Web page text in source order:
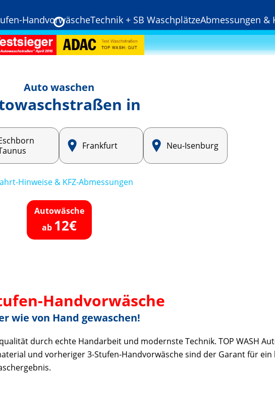
HandvorwäscheTechnik + SB WaschplätzeAbmessungen &
Auto waschen
in
Frankfurt Neu-Isenburg
Hinweise & KFZ-Abmessungen
Autowäsche
ab 12€
Handvorwäsche
wie von Hand gewaschen!
durch echte Handarbeit und modernste Technik. TOP WASH
und vorheriger 3-Stufen-Handvorwäsche sind der Garant für